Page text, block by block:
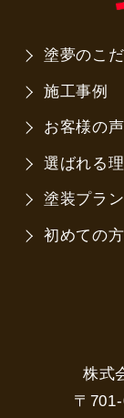
塗夢のこ
施工事例
お客様の声
選ばれる
塗装プラ
初めての
株式
〒